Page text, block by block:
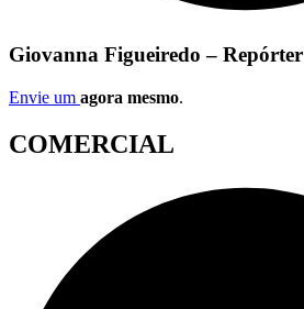
Giovanna Figueiredo – Repórter
Envie um agora mesmo.
COMERCIAL